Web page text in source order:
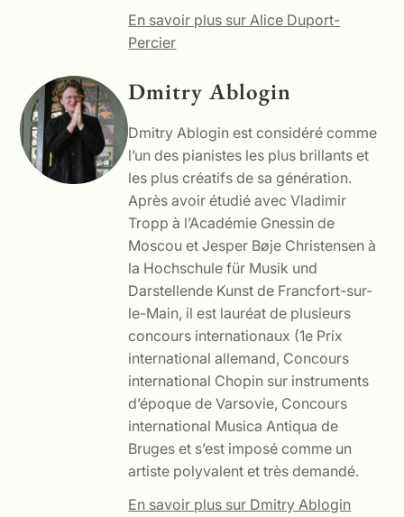
En savoir plus sur Alice Duport-
Percier
Dmitry Ablogin
Dmitry Ablogin est considéré comme
l’un des pianistes les plus brillants et
les plus créatifs de sa génération.
Après avoir étudié avec Vladimir
Tropp à l’Académie Gnessin de
Moscou et Jesper Bøje Christensen à
la Hochschule für Musik und
Darstellende Kunst de Francfort-sur-
le-Main, il est lauréat de plusieurs
concours internationaux (1e Prix
international allemand, Concours
international Chopin sur instruments
d’époque de Varsovie, Concours
international Musica Antiqua de
Bruges et s’est imposé comme un
artiste polyvalent et très demandé.
En savoir plus sur Dmitry Ablogin